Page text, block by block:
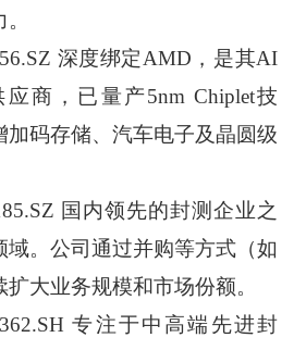
深度绑定AMD，是其AI
商，已量产5nm Chiplet技
加码存储、汽车电子及晶圆级
国内领先的封测企业之
。公司通过并购等方式（如
大业务规模和市场份额。
专注于中高端先进封